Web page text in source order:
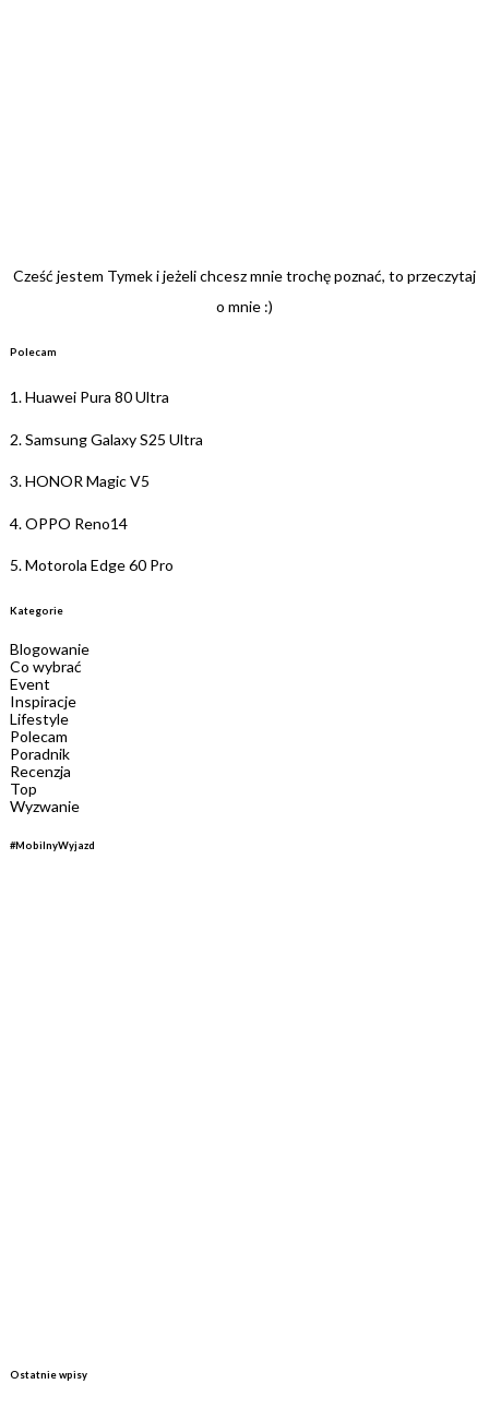
Cześć jestem Tymek i jeżeli chcesz mnie trochę poznać, to przeczytaj
o mnie :)
Polecam
1.Huawei Pura 80 Ultra
2.Samsung Galaxy S25 Ultra
3.HONOR Magic V5
4.OPPO Reno14
5.Motorola Edge 60 Pro
Kategorie
Blogowanie
Co wybrać
Event
Inspiracje
Lifestyle
Polecam
Poradnik
Recenzja
Top
Wyzwanie
#MobilnyWyjazd
Ostatnie wpisy